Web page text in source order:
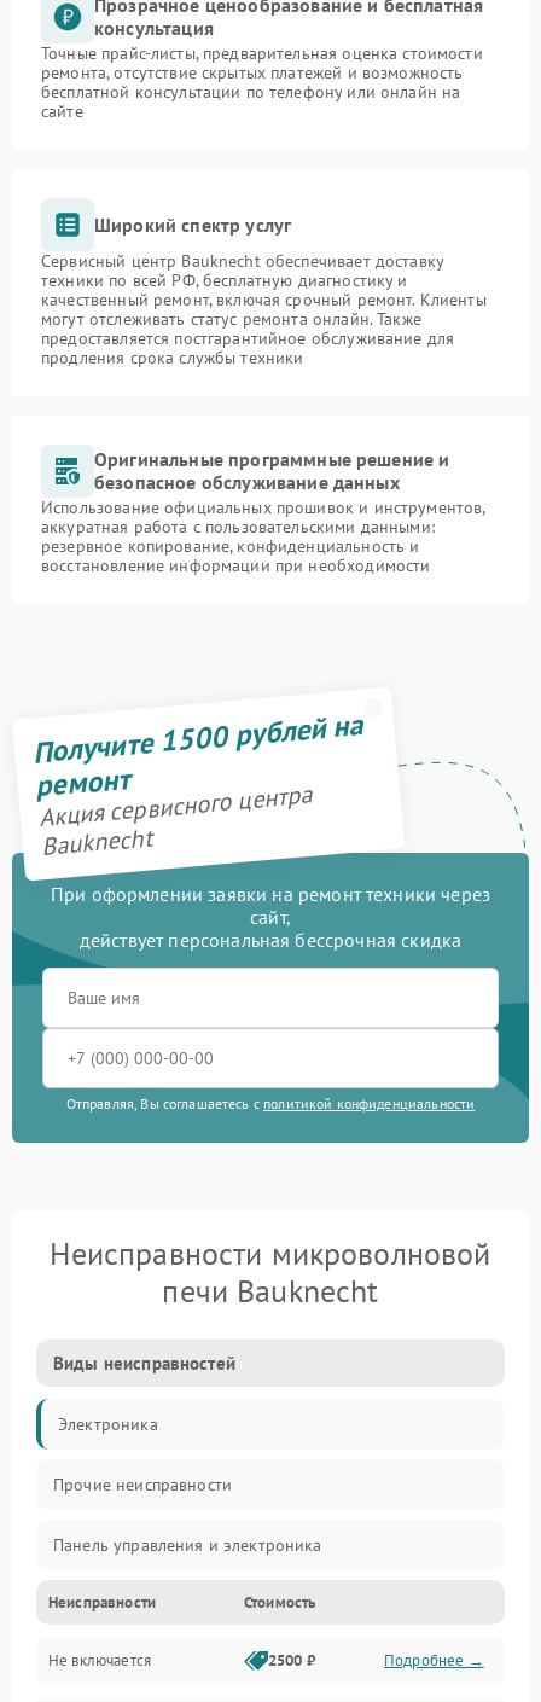
Прозрачное ценообразование и бесплатная
консультация
Точные прайс-листы, предварительная оценка стоимости
ремонта, отсутствие скрытых платежей и возможность
бесплатной консультации по телефону или онлайн на
сайте
Широкий спектр услуг
Сервисный центр Bauknecht обеспечивает доставку
техники по всей РФ, бесплатную диагностику и
качественный ремонт, включая срочный ремонт. Клиенты
могут отслеживать статус ремонта онлайн. Также
предоставляется постгарантийное обслуживание для
продления срока службы техники
Оригинальные программные решение и
безопасное обслуживание данных
Использование официальных прошивок и инструментов,
аккуратная работа с пользовательскими данными:
резервное копирование, конфиденциальность и
восстановление информации при необходимости
Получите 1500 рублей на
ремонт
Акция сервисного центра
Bauknecht
При оформлении заявки на ремонт техники через
сайт,
действует персональная бессрочная скидка
Отправляя, Вы соглашаетесь с политикой конфиденциальности
Неисправности микроволновой
печи Bauknecht
Виды неисправностей
Электроника
Прочие неисправности
Панель управления и электроника
Дверца и корпус
Механика и внутренние элементы
Неисправности Стоимость
Не включается 2500 ₽ Подробнее →